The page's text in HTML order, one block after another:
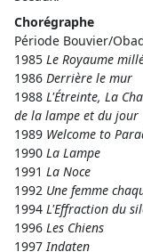
Chorégraphe
Période Bouvier/
1985 Le Royaume
1986 Derrière le mur
1988 L'Étreinte, La
de la lampe et du jour
1989 Welcome to
1990 La Lampe
1991 La Noce
1992 Une femme
1994 L'Effraction du
1996 Les Chiens
1997Indaten